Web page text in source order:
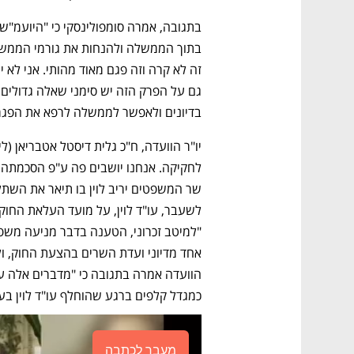
בדיונים ולאפשר לממשלה לרפא את
כמגדל קלפים ברגע שהוחלף עו"ד לוין
מעבר לכתבה